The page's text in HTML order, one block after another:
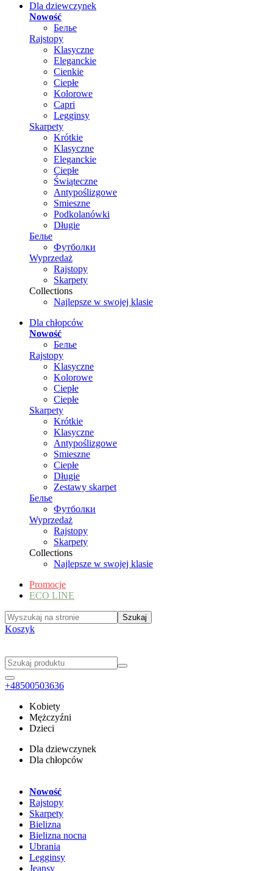
Dla dziewczynek
Nowość
Белье
Rajstopy
Klasyczne
Eleganckie
Cienkie
Ciepłe
Kolorowe
Capri
Legginsy
Skarpety
Krótkie
Klasyczne
Eleganckie
Ciepłe
Świąteczne
Antypoślizgowe
Smieszne
Podkolanówki
Długie
Белье
Футболки
Wyprzedaż
Rajstopy
Skarpety
Collections
Najlepsze w swojej klasie
Dla chłopców
Nowość
Белье
Rajstopy
Klasyczne
Kolorowe
Ciepłe
Ciepłe
Skarpety
Krótkie
Klasyczne
Antypoślizgowe
Smieszne
Ciepłe
Długie
Zestawy skarpet
Белье
Футболки
Wyprzedaż
Rajstopy
Skarpety
Collections
Najlepsze w swojej klasie
Promocje
ECO LINE
Koszyk
+48500503636
Kobiety
Mężczyźni
Dzieci
Dla dziewczynek
Dla chłopców
Nowość
Rajstopy
Skarpety
Bielizna
Bielizna nocna
Ubrania
Legginsy
Jeansy